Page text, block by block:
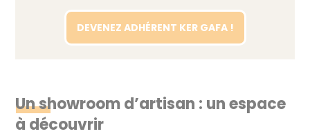
DEVENEZ ADHÉRENT KER GAFA !
Un showroom d’artisan : un espace
à découvrir